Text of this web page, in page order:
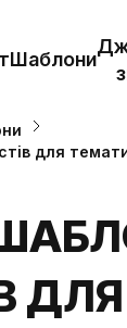
Шаблони
для
ДЛЯ